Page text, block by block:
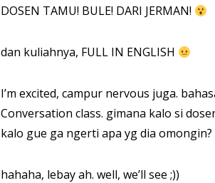
DOSEN TAMU! BULE! DARI JERMAN!
dan kuliahnya, FULL IN ENGLISH
I’m excited, campur nervous juga.
Conversation class. gimana kalo si
kalo gue ga ngerti apa yg dia omongin?
hahaha, lebay ah. well, we’ll see ;))